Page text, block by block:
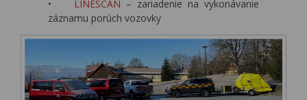
•
LINESCAN – zariadenie na vykonávanie
záznamu porúch vozovky